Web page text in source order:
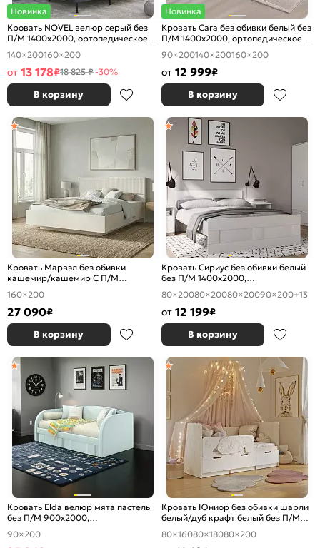
Новинка
Кровать NOVEL велюр серый без
П/М 1400x2000, ортопедическое
основание, изголовье мягкое
140×200160×200
от 13 178₽18 825 ₽-30%
В корзину
Новинка
Кровать Сага без обивки белый без
П/М 1400x2000, ортопедическое
основание, изголовье жесткое
90×200140×200160×200
от 12 999₽
В корзину
Кровать Марвэл без обивки
кашемир/кашемир С П/М
1600x2000, ортопедическое
основание, изголовье жесткое
160×200
27 090₽
В корзину
Кровать Сириус без обивки белый
без П/М 1400x2000,
ортопедическое основание,
изголовье жесткое
80×20080×20080×20090×200+13
от 12 199₽
В корзину
Кровать Elda велюр мята пастель
без П/М 900x2000,
ортопедическое основание,
изголовье мягкое
90×200
Кровать Юниор без обивки шарли
белый/дуб крафт белый без П/М
800x1600, изголовье жесткое
80×16080×18080×200